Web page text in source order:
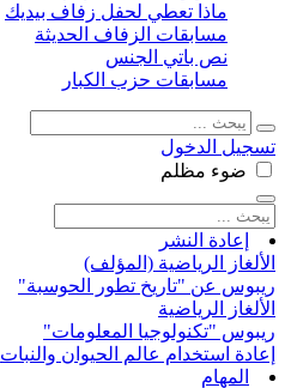
ماذا تعطي لحفل زفاف بيديك
مسابقات الزفاف الحديثة
نص باتي الجنس
مسابقات حزب الكبار
تسجيل الدخول
ضوء مظلم
إعادة النشر
الألغاز الرياضية (المؤلف)
ريبوس عن "تاريخ تطور الحوسبة"
الألغاز الرياضية
ريبوس "تكنولوجيا المعلومات"
إعادة استخدام عالم الحيوان والنبات
المهام